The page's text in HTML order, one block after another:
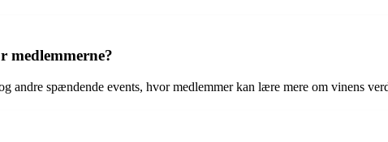
medlemmerne?
andre spændende events, hvor medlemmer kan lære mere om vinens